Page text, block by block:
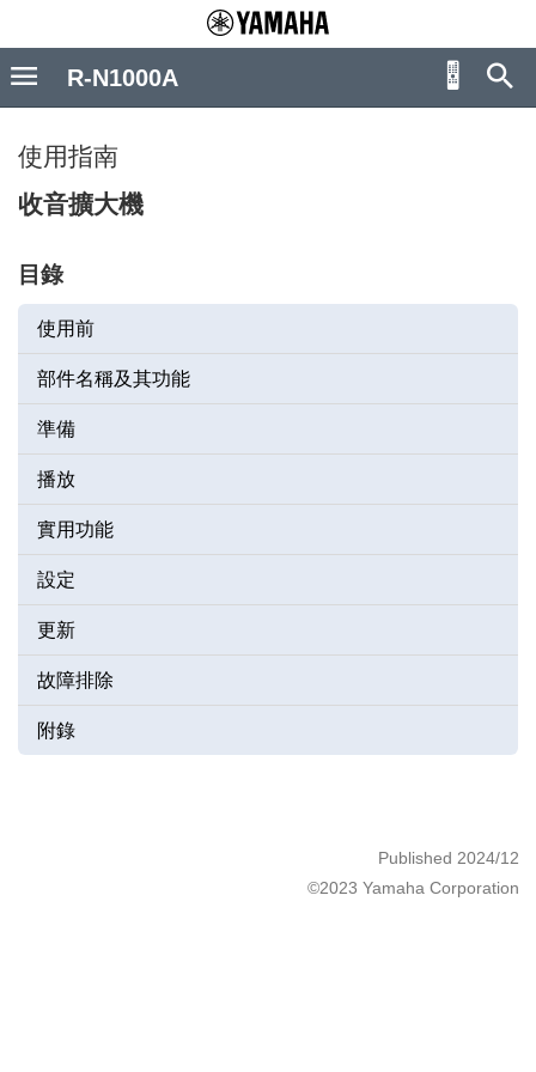
使用指南
收音擴大機
目錄
使用前
部件名稱及其功能
準備
播放
實用功能
設定
更新
故障排除
附錄
Published 2024/12
©2023 Yamaha Corporation
R-N1000A